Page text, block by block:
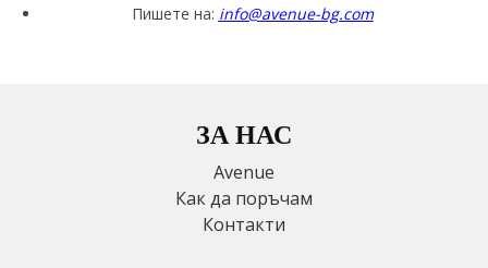
Пишете на: info@avenue-bg.com
ЗА НАС
Avenue
Как да поръчам
Контакти